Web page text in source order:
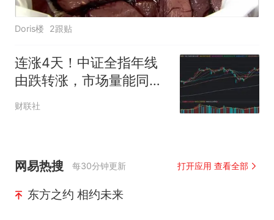
Doris楼 2跟贴
连涨4天！中证全指年线
由跌转涨，市场量能同步
回暖，哪些板块仍年内领
财联社
网易热搜 每30分钟更新 打开应用 查看全部
东方之约 相约未来